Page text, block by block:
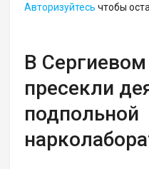
Авторизуйтесь чтобы
В
пресекли
подпольной